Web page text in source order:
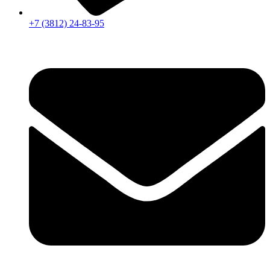
+7 (3812) 24-83-95